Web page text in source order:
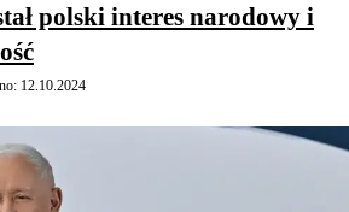
polski interes narodowy i
12.10.2024